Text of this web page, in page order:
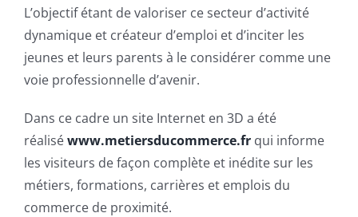
L’objectif étant de valoriser ce secteur d’activité
dynamique et créateur d’emploi et d’inciter les
jeunes et leurs parents à le considérer comme une
voie professionnelle d’avenir.
Dans ce cadre un site Internet en 3D a été
réaliséwww.metiersducommerce.fr qui informe
les visiteurs de façon complète et inédite sur les
métiers, formations, carrières et emplois du
commerce de proximité.